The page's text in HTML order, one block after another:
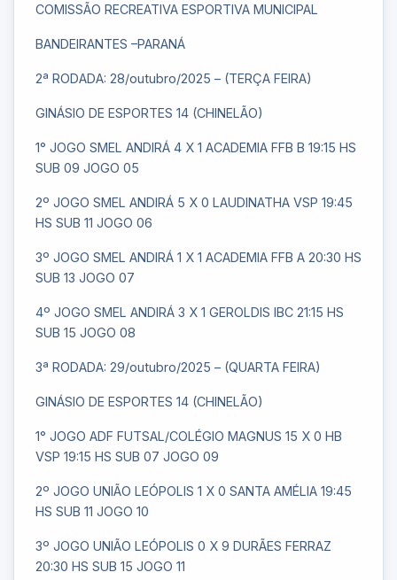
COMISSÃO RECREATIVA ESPORTIVA MUNICIPAL
BANDEIRANTES –PARANÁ
2ª RODADA: 28/outubro/2025 – (TERÇA FEIRA)
GINÁSIO DE ESPORTES 14 (CHINELÃO)
1° JOGO SMEL ANDIRÁ 4 X 1 ACADEMIA FFB B 19:15 HS
SUB 09 JOGO 05
2º JOGO SMEL ANDIRÁ 5 X 0 LAUDINATHA VSP 19:45
HS SUB 11 JOGO 06
3º JOGO SMEL ANDIRÁ 1 X 1 ACADEMIA FFB A 20:30 HS
SUB 13 JOGO 07
4º JOGO SMEL ANDIRÁ 3 X 1 GEROLDIS IBC 21:15 HS
SUB 15 JOGO 08
3ª RODADA: 29/outubro/2025 – (QUARTA FEIRA)
GINÁSIO DE ESPORTES 14 (CHINELÃO)
1° JOGO ADF FUTSAL/COLÉGIO MAGNUS 15 X 0 HB
VSP 19:15 HS SUB 07 JOGO 09
2º JOGO UNIÃO LEÓPOLIS 1 X 0 SANTA AMÉLIA 19:45
HS SUB 11 JOGO 10
3º JOGO UNIÃO LEÓPOLIS 0 X 9 DURÃES FERRAZ
20:30 HS SUB 15 JOGO 11